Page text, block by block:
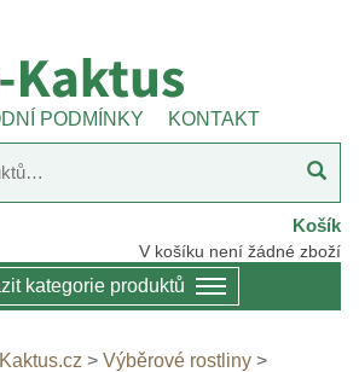
PODMÍNKY KONTAKT
Košík
V košíku není žádné zboží
kategorie produktů
> Výběrové rostliny >